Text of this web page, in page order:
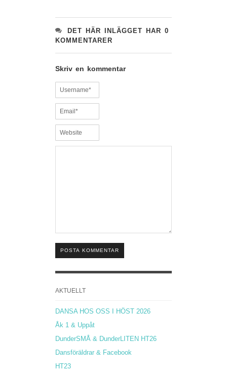
DET HÄR INLÄGGET HAR 0
KOMMENTARER
Skriv en kommentar
POSTA KOMMENTAR
AKTUELLT
DANSA HOS OSS I HÖST 2026
Åk 1 & Uppåt
DunderSMÅ & DunderLITEN HT26
Dansföräldrar & Facebook
HT23